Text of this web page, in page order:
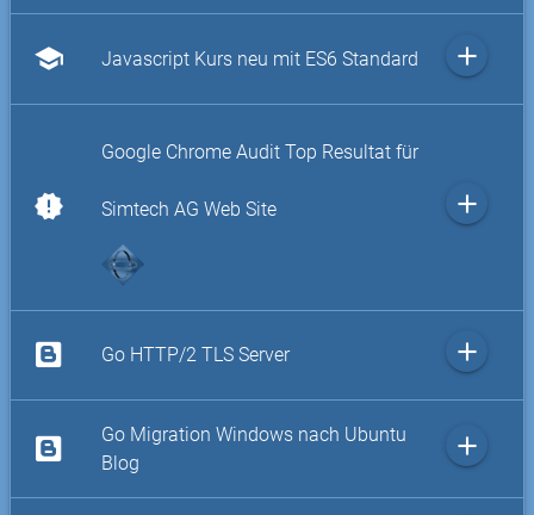
school Javascript Kurs neu mit ES6 Standard add
new_releases
Google Chrome Audit Top Resultat für
Simtech AG Web Site add
Go HTTP/2 TLS Server add
Go Migration Windows nach Ubuntu
Blog
add